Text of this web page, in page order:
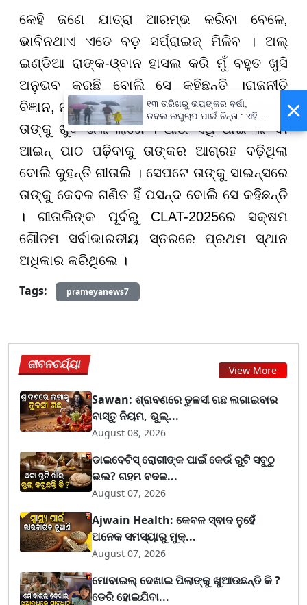
କେହି ଜଣେ ଯାତ୍ରା ଆରମ୍ଭ କରିବା ବେଳେ,
ଭାବିନଥାଏ ଏତେ ବଡ଼ ସର୍ପ୍ରାଇଜ୍ ମିଳିବ । ଅଲ୍
ଇଣ୍ଡିଆ ରାଙ୍କ-ଓ୍ବାନ ହାସଲ କରି ମୁଁ ବହୁତ ଖୁସି
ଅନୁଭବ କରୁଛି ବୋଲି ସେ କହିଛନ୍ତି ।ରାଜନୀତି
ବିଜ୍ଞାନ, ନଗର ବିଜ୍ଞାନ ପଢ଼ିବାକୁ ଏବଂ ଡିବେଟ୍ କରିବାକୁ
ତାଙ୍କୁ ଖୁବ ଭଲ ଲାଗେ । ଆଉ ଏଥି ପାଇଁ ଲ’ ବା
ଆଇନ୍ ପାଠ ପଢ଼ିବାକୁ ତାଙ୍କର ଆଗ୍ରହ ବଢ଼ିଥିଲା
ବୋଲି କୁହନ୍ତି ଗୀତାଲି । ସେପଟେ ତାଙ୍କୁ ସାଇନ୍ସରେ
ତାଙ୍କୁ କେବଳ ଗଣିତ ହିଁ ପସନ୍ଦ ବୋଲି ସେ କହିଛନ୍ତି
। ଗୀତାଲିଙ୍କ ପୂର୍ବରୁ CLAT-2025ରେ ସକ୍ଷମ
ଗୌତମ ସର୍ବାଭାରତୀୟ ସ୍ତରରେ ପ୍ରଥମ ସ୍ଥାନ
ଅଧିକାର କରିଥିଲେ ।
Tags:
prameyanews7
ଜୀବନଚର୍ଯ୍ୟା View More
Sawan: ଶ୍ରାବଣରେ ତୁଳସୀ ଗଛ ଲଗାଇବାର
ବାସ୍ତୁ ନିୟମ, ଭୁଲ୍...
August 08, 2026
ଡାଇବେଟିସ୍ ରୋଗୀଙ୍କ ପାଇଁ କେଉଁ ରୁଟି ସବୁଠୁ
ଭଲ? ଗହମ ବଦଳ...
August 07, 2026
Ajwain Health: କେବଳ ସ୍ଵାଦ ନୁହେଁ
ଅନେକ ସମସ୍ୟାରୁ ମୁକ୍...
August 07, 2026
ମୋବାଇଲ୍ ଦେଖାଇ ପିଲାଙ୍କୁ ଖୁଆଉଛନ୍ତି କି ?
ଡେରି ହୋଇଯିବା...
×
୧୩ ତାରିଖରୁ ଭୟଙ୍କର ବର୍ଷା,
ଡବଲ ଲଘୁଚାପ ପାଇଁ ଚିନ୍ତା : ଏହି